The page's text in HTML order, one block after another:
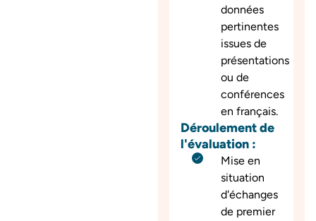
données
pertinentes
issues de
présentations
ou de
conférences
en français.
Déroulement de
l'évaluation :
Mise en
situation
d'échanges
de premier